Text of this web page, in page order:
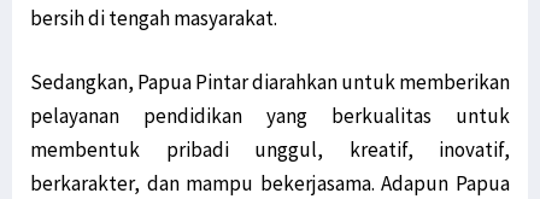
bersih di tengah masyarakat.
Sedangkan, Papua Pintar diarahkan untuk memberikan
pelayanan pendidikan yang berkualitas untuk
membentuk pribadi unggul, kreatif, inovatif,
berkarakter, dan mampu bekerjasama. Adapun Papua